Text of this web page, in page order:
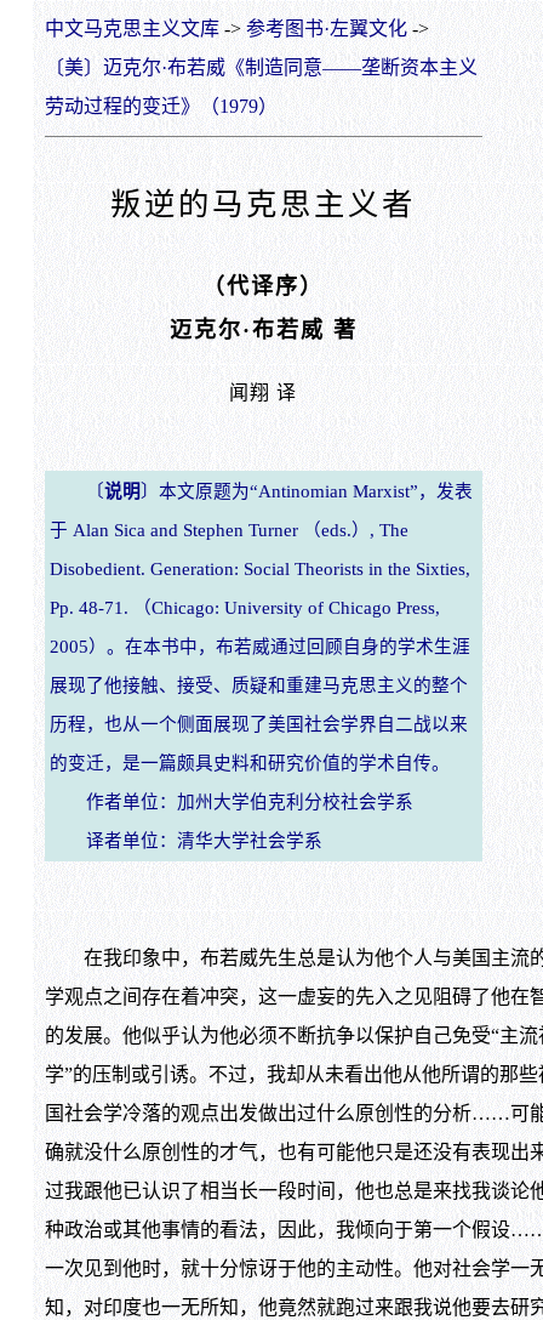
中文马克思主义文库-> 参考图书·左翼文化->
〔美〕迈克尔·布若威《制造同意——垄断资本主义
劳动过程的变迁》（1979）
叛逆的马克思主义者
（代译序）
迈克尔·布若威 著
闻翔 译
〔说明〕本文原题为“Antinomian Marxist”，发表
于 Alan Sica and Stephen Turner （eds.）, The
Disobedient. Generation: Social Theorists in the Sixties,
Pp. 48-71. （Chicago: University of Chicago Press,
2005）。在本书中，布若威通过回顾自身的学术生涯
展现了他接触、接受、质疑和重建马克思主义的整个
历程，也从一个侧面展现了美国社会学界自二战以来
的变迁，是一篇颇具史料和研究价值的学术自传。
作者单位：加州大学伯克利分校社会学系
译者单位：清华大学社会学系
在我印象中，布若威先生总是认为他个人与美国主流
学观点之间存在着冲突，这一虚妄的先入之见阻碍了他在
的发展。他似乎认为他必须不断抗争以保护自己免受“主流
学”的压制或引诱。不过，我却从未看出他从他所谓的那些
国社会学冷落的观点出发做出过什么原创性的分析……可
确就没什么原创性的才气，也有可能他只是还没有表现出
过我跟他已认识了相当长一段时间，他也总是来找我谈论
种政治或其他事情的看法，因此，我倾向于第一个假设
一次见到他时，就十分惊讶于他的主动性。他对社会学一
知，对印度也一无所知，他竟然就跑过来跟我说他要去研